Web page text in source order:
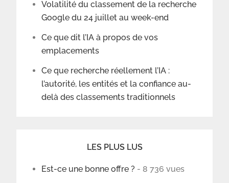
Volatilité du classement de la recherche
Google du 24 juillet au week-end
Ce que dit l’IA à propos de vos
emplacements
Ce que recherche réellement l’IA :
l’autorité, les entités et la confiance au-
delà des classements traditionnels
LES PLUS LUS
Est-ce une bonne offre ? - 8 736 vues